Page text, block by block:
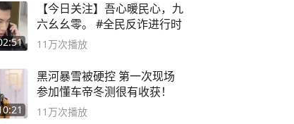
【今日关注】吾心暖民心，九
六幺幺零。 #全民反诈进行时
11万次播放
黑河暴雪被硬控 第一次现场
参加懂车帝冬测很有收获！
11万次播放